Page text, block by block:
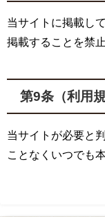
当サイトに掲載し
掲載することを禁
第9条（利用
当サイトが必要と
ことなくいつでも